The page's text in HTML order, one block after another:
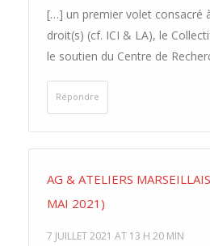
[…] un premier volet consacré à
droit(s) (cf. ICI & LA), le
le soutien du Centre de
Répondre
AG & ATELIERS
MAI 2021)
7 JUILLET 2021 AT 13 H 20 MIN